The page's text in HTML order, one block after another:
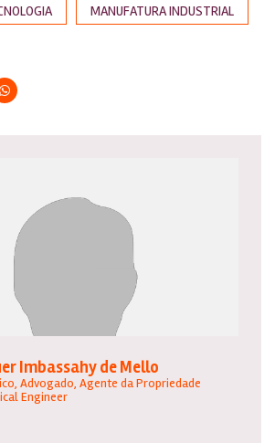
MANUFATURA INDUSTRIAL
Imbassahy de Mello
Advogado, Agente da Propriedade
Engineer